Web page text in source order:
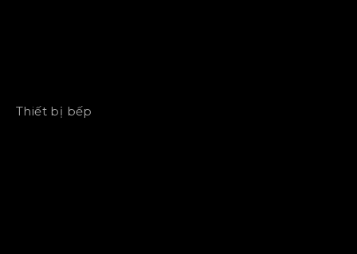
Thiết bị bếp